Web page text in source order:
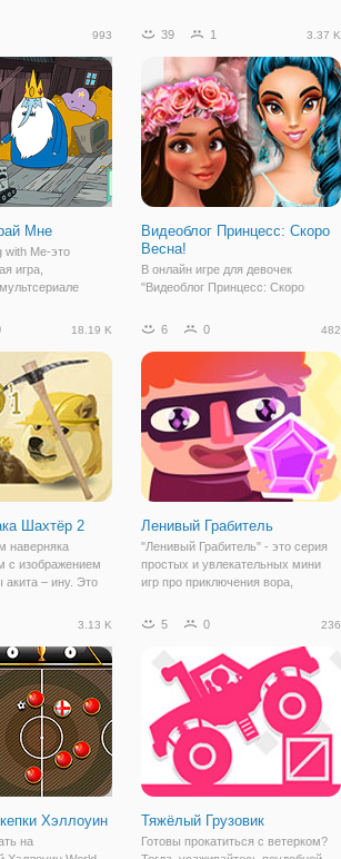
разных мини -
Бред
стратегическая игра в которой
жизни и истории в одном
993
Мне
with Me-это
игра,
в том, чтобы
39 1 3.37 K
Видеоблог Принцесс: Скоро
Весна!
В онлайн игре для девочек
"Видеоблог Принцесс: Скоро
ведут свой блог о моде и стиле. В
присоединиться, ведь они как раз
готовят новый материал о
весеннем стиле.
18.19 K
Шахтёр 2
наверняка
с изображением
акита – ину. Это
В новой игре
персонажем. Игра
6 0 482
Ленивый Грабитель
"Ленивый Грабитель" - это серия
простых и увлекательных мини
игр про приключения вора,
даже в вопросах ограбления. В
ему совершать кражу
драгоценных камней.
3.13 K
Хэллоуин
на
5 0 236
Тяжёлый Грузовик
Готовы прокатиться с ветерком?